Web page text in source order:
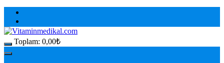
Toplam: 0,00₺